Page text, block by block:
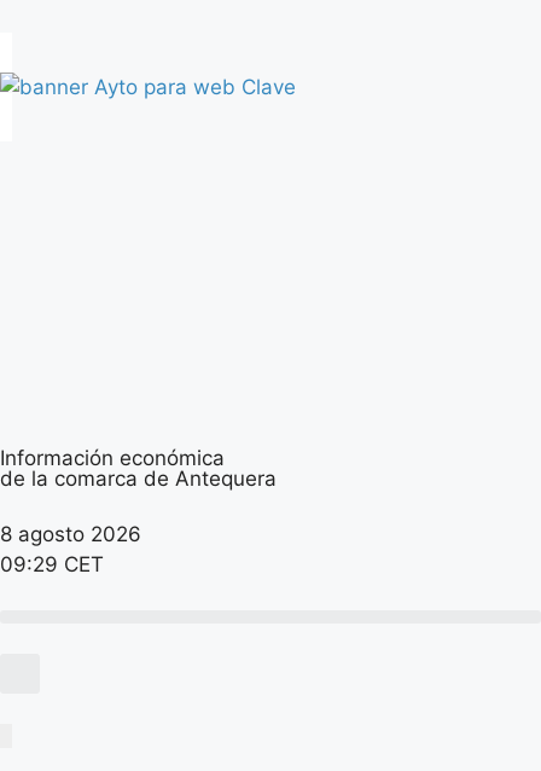
Información económica
de la comarca de Antequera
8 agosto 2026
09:29 CET